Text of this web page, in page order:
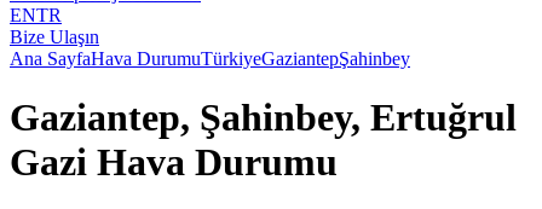
ENTR
Bize Ulaşın
Ana SayfaHava DurumuTürkiyeGaziantepŞahinbey
Gaziantep, Şahinbey, Ertuğrul
Gazi Hava Durumu